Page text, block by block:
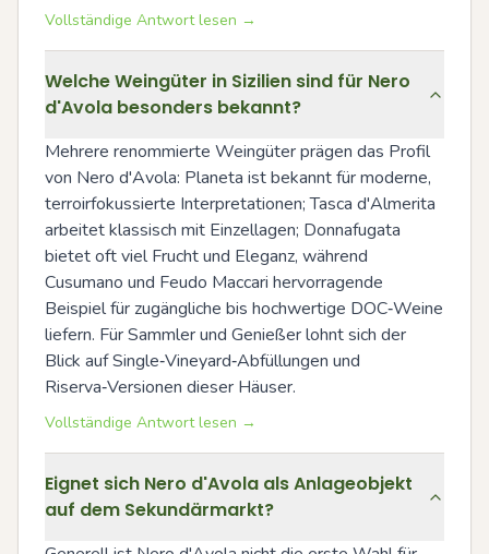
Vollständige Antwort lesen →
Welche Weingüter in Sizilien sind für Nero
d'Avola besonders bekannt?
Mehrere renommierte Weingüter prägen das Profil
von Nero d'Avola: Planeta ist bekannt für moderne,
terroirfokussierte Interpretationen; Tasca d'Almerita
arbeitet klassisch mit Einzellagen; Donnafugata
bietet oft viel Frucht und Eleganz, während
Cusumano und Feudo Maccari hervorragende
Beispiel für zugängliche bis hochwertige DOC‑Weine
liefern. Für Sammler und Genießer lohnt sich der
Blick auf Single‑Vineyard‑Abfüllungen und
Riserva‑Versionen dieser Häuser.
Vollständige Antwort lesen →
Eignet sich Nero d'Avola als Anlageobjekt
auf dem Sekundärmarkt?